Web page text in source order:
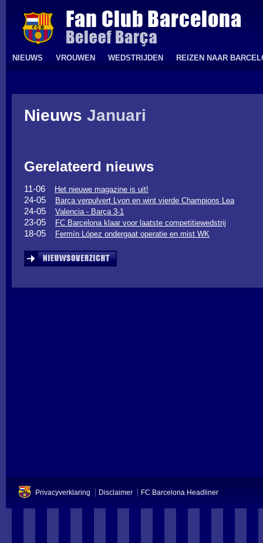
NIEUWS VROUWEN WEDSTRIJDEN REIZEN NAAR
Nieuws Januari
Gerelateerd nieuws
11-06 Het nieuwe magazine is uit!
24-05 Barça verpulvert Lyon en wint vierde Champions Lea
24-05 Valencia - Barça 3-1
23-05 FC Barcelona klaar voor laatste competitiewedstrij
18-05 Fermín López ondergaat operatie en mist WK
Privacyverklaring Disclaimer FC Barcelona Headliner